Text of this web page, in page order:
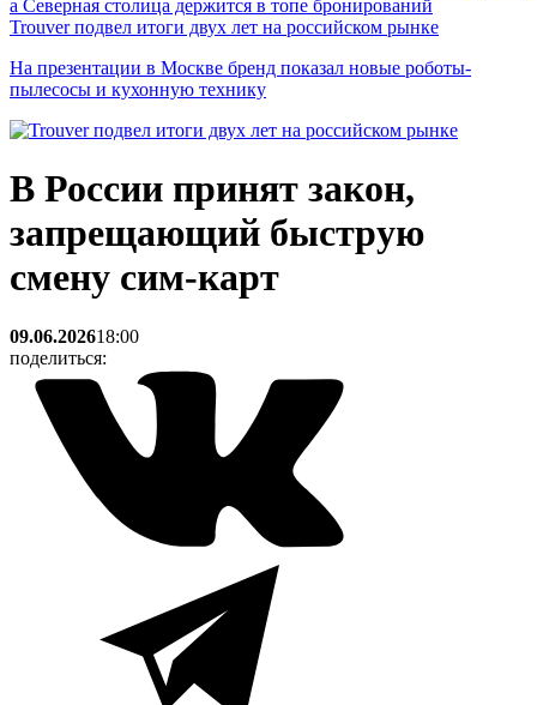
Trouver подвел итоги двух лет на российском рынке
На презентации в Москве бренд показал новые роботы-
пылесосы и кухонную технику
В России принят закон,
запрещающий быструю
смену сим-карт
09.06.202618:00
поделиться: